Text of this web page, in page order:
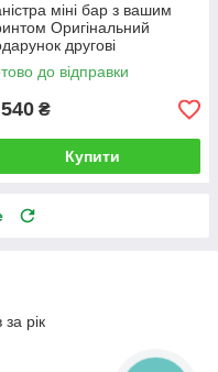
міні бар з вашим
Оригінальний
другові
автолюбителю
гаража
до відправки
₴
Купити
рік